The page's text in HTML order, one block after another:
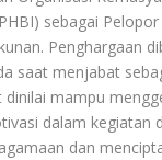
sebagai Pelopor
Penghargaan
saat menjabat
dinilai mampu
dalam kegiatan
dan